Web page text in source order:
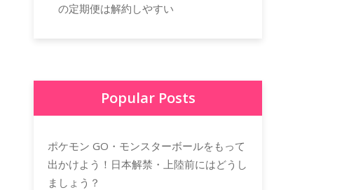
の定期便は解約しやすい
Popular Posts
ポケモン GO・モンスターボールをもって
出かけよう！日本解禁・上陸前にはどうし
ましょう？